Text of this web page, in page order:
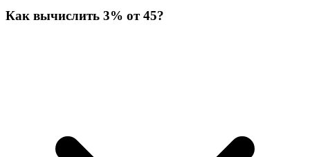
Как вычислить 3% от 45?